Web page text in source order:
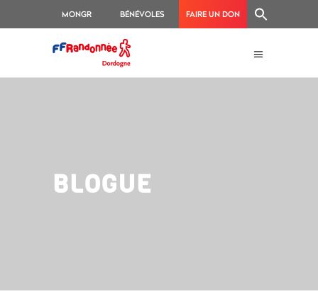
MONGR BÉNÉVOLES FAIRE UN DON
BLOGUE